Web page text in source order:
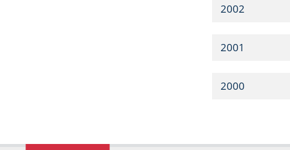
2002
2001
2000